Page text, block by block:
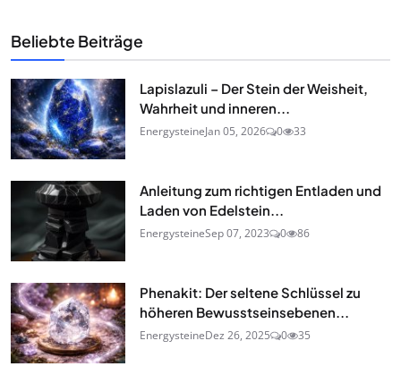
Beliebte Beiträge
Lapislazuli – Der Stein der Weisheit,
Wahrheit und inneren...
EnergysteineJan 05, 2026 0 33
Anleitung zum richtigen Entladen und
Laden von Edelstein...
EnergysteineSep 07, 2023 0 86
Phenakit: Der seltene Schlüssel zu
höheren Bewusstseinsebenen...
EnergysteineDez 26, 2025 0 35